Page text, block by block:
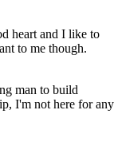
heart and I like to
to me though.
man to build
I'm not here for any